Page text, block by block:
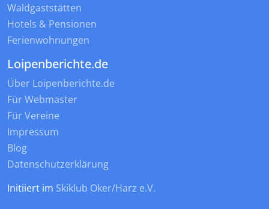
Waldgaststätten
Hotels & Pensionen
Ferienwohnungen
Loipenberichte.de
Über Loipenberichte.de
Für Webmaster
Für Vereine
Impressum
Blog
Datenschutzerklärung
Initiiert im Skiklub Oker/Harz e.V.